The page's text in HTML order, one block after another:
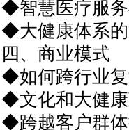
◆智慧医疗服
◆大健康体系
四、商业模式
◆如何跨行业
◆文化和大健
◆跨越客户群